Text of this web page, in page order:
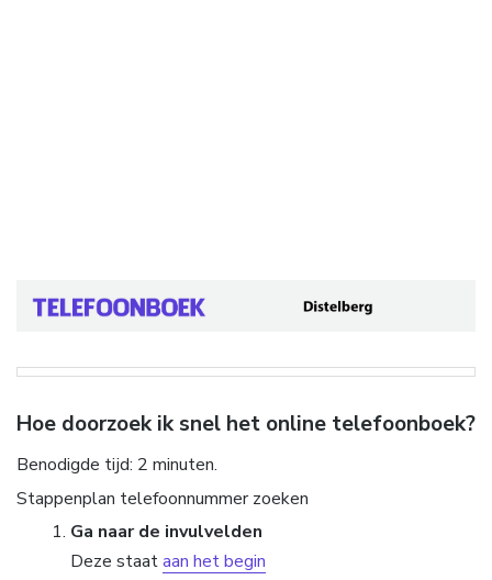
Hoe doorzoek ik snel het online telefoonboek?
Benodigde tijd: 2 minuten.
Stappenplan telefoonnummer zoeken
Ga naar de invulvelden
Deze staataan het begin